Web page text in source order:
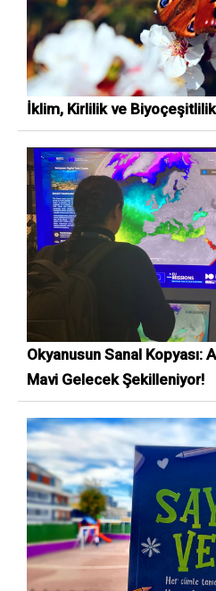
İklim, Kirlilik ve
Okyanusun Sanal Kopyası:
Mavi Gelecek Şekilleniyor!